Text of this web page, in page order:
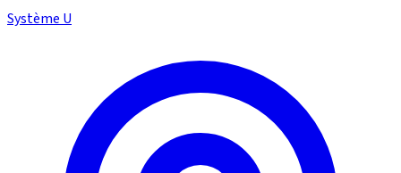
Système U